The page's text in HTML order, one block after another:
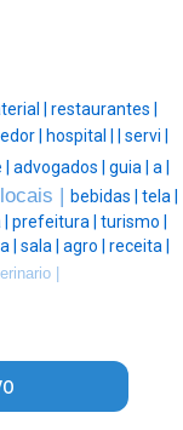
| restaurantes |
| hospital | | servi |
| advogados | guia | a |
locais | bebidas | tela |
| prefeitura | turismo |
| sala | agro | receita |
|